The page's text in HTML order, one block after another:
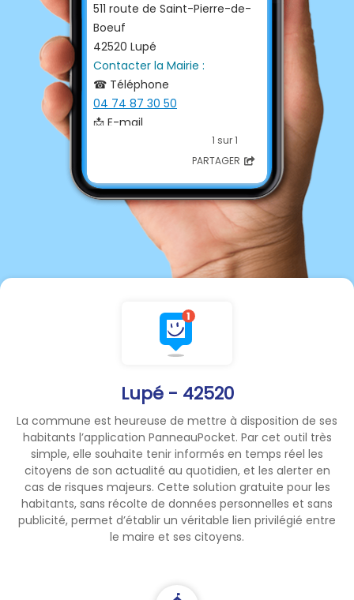
Lupé - 42520
La commune est heureuse de mettre à disposition de ses
habitants l’application PanneauPocket. Par cet outil très
simple, elle souhaite tenir informés en temps réel les
citoyens de son actualité au quotidien, et les alerter en
cas de risques majeurs. Cette solution gratuite pour les
habitants, sans récolte de données personnelles et sans
publicité, permet d’établir un véritable lien privilégié entre
le maire et ses citoyens.
511 route de Saint-Pierre-de-
Boeuf
42520 Lupé
Contacter la Mairie :
☎ Téléphone
04 74 87 30 50
📩 E-mail
mairie.lupe@orange.fr
http://www.lupe.fr
1 sur 1
PARTAGER